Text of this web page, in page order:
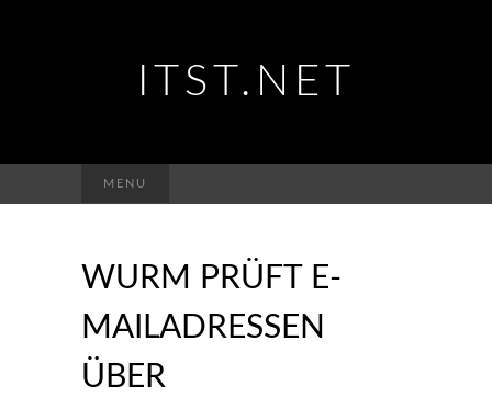
ITST.NET
MENU
nach:
WURM PRÜFT E-
MAILADRESSEN
ÜBER